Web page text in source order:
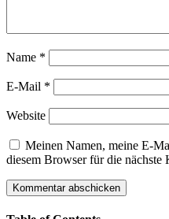
Name *
E-Mail *
Website
Meinen Namen, meine E-
diesem Browser für die nächste